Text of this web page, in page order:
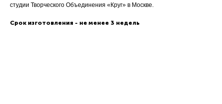
студии Творческого Объединения «Круг» в Москве.
Срок изготовления - не менее 3 недель